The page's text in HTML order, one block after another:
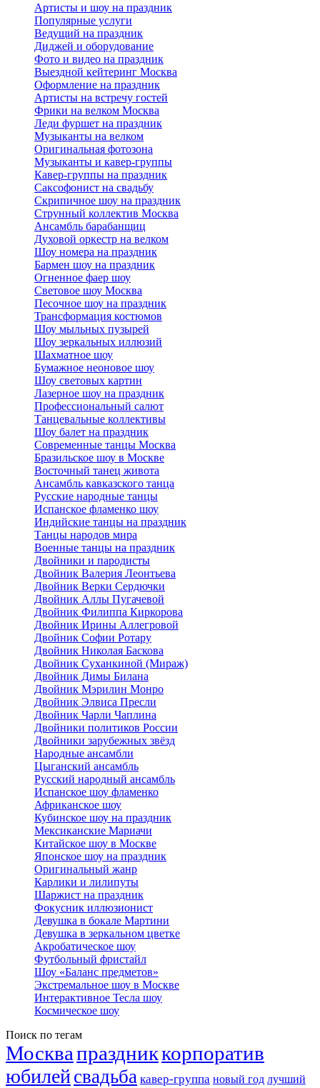
Артисты и шоу на праздник
Популярные услуги
Ведущий на праздник
Диджей и оборудование
Фото и видео на праздник
Выездной кейтеринг Москва
Оформление на праздник
Артисты на встречу гостей
Фрики на велком Москва
Леди фуршет на праздник
Музыканты на велком
Оригинальная фотозона
Музыканты и кавер-группы
Кавер-группы на праздник
Саксофонист на свадьбу
Скрипичное шоу на праздник
Струнный коллектив Москва
Ансамбль барабанщиц
Духовой оркестр на велком
Шоу номера на праздник
Бармен шоу на праздник
Огненное фаер шоу
Световое шоу Москва
Песочное шоу на праздник
Трансформация костюмов
Шоу мыльных пузырей
Шоу зеркальных иллюзий
Шахматное шоу
Бумажное неоновое шоу
Шоу световых картин
Лазерное шоу на праздник
Профессиональный салют
Танцевальные коллективы
Шоу балет на праздник
Современные танцы Москва
Бразильское шоу в Москве
Восточный танец живота
Ансамбль кавказского танца
Русские народные танцы
Испанское фламенко шоу
Индийские танцы на праздник
Танцы народов мира
Военные танцы на праздник
Двойники и пародисты
Двойник Валерия Леонтьева
Двойник Верки Сердючки
Двойник Аллы Пугачевой
Двойник Филиппа Киркорова
Двойник Ирины Аллегровой
Двойник Софии Ротару
Двойник Николая Баскова
Двойник Суханкиной (Мираж)
Двойник Димы Билана
Двойник Мэрилин Монро
Двойник Элвиса Пресли
Двойник Чарли Чаплина
Двойники политиков России
Двойники зарубежных звёзд
Народные ансамбли
Цыганский ансамбль
Русский народный ансамбль
Испанское шоу фламенко
Африканское шоу
Кубинское шоу на праздник
Мексиканские Мариачи
Китайское шоу в Москве
Японское шоу на праздник
Оригинальный жанр
Карлики и лилипуты
Шаржист на праздник
Фокусник иллюзионист
Девушка в бокале Мартини
Девушка в зеркальном цветке
Акробатическое шоу
Футбольный фристайл
Шоу «Баланс предметов»
Экстремальное шоу в Москве
Интерактивное Тесла шоу
Космическое шоу
Поиск по тегам
Москвапраздниккорпоратив
юбилейсвадьба кавер-группа новый год лучший